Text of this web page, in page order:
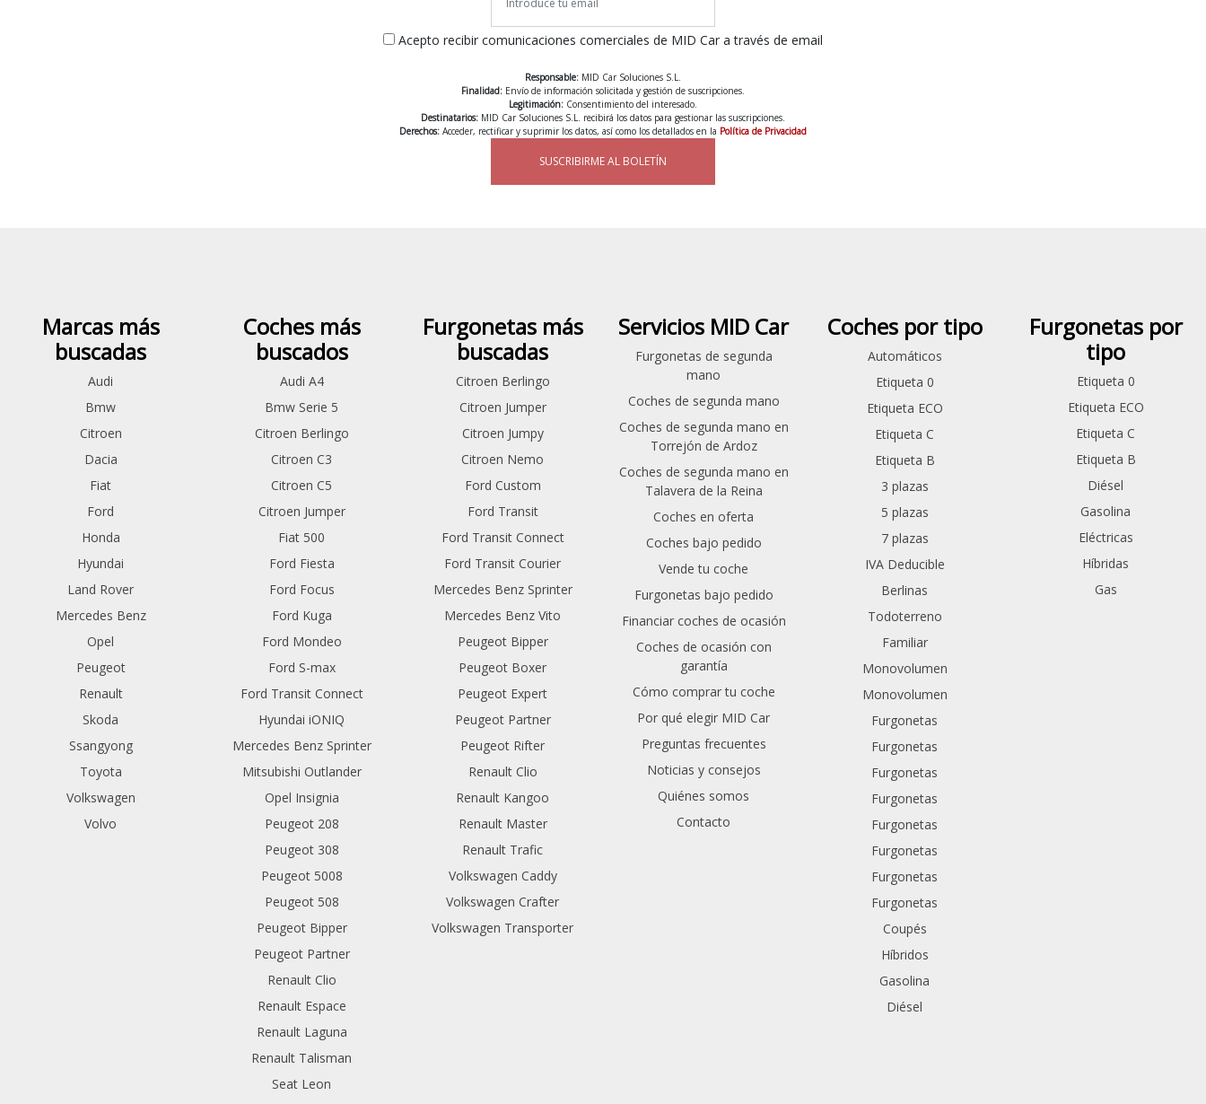
Acepto recibir comunicaciones comerciales de MID Car a través de email
Responsable: MID Car Soluciones S.L.
Finalidad: Envío de información solicitada y gestión de suscripciones.
Legitimación: Consentimiento del interesado.
Destinatarios: MID Car Soluciones S.L. recibirá los datos para gestionar las suscripciones.
Derechos: Acceder, rectificar y suprimir los datos, así como los detallados en la Política de Privacidad
SUSCRIBIRME AL BOLETÍN
Marcas más
buscadas
Audi
Bmw
Citroen
Dacia
Fiat
Ford
Honda
Hyundai
Land Rover
Mercedes Benz
Opel
Peugeot
Renault
Skoda
Ssangyong
Toyota
Volkswagen
Volvo
Coches más
buscados
Audi A4
Bmw Serie 5
Citroen Berlingo
Citroen C3
Citroen C5
Citroen Jumper
Fiat 500
Ford Fiesta
Ford Focus
Ford Kuga
Ford Mondeo
Ford S-max
Ford Transit Connect
Hyundai iONIQ
Mercedes Benz Sprinter
Mitsubishi Outlander
Opel Insignia
Peugeot 208
Peugeot 308
Peugeot 5008
Peugeot 508
Peugeot Bipper
Peugeot Partner
Renault Clio
Renault Espace
Renault Laguna
Renault Talisman
Seat Leon
Furgonetas más
buscadas
Citroen Berlingo
Citroen Jumper
Citroen Jumpy
Citroen Nemo
Ford Custom
Ford Transit
Ford Transit Connect
Ford Transit Courier
Mercedes Benz Sprinter
Mercedes Benz Vito
Peugeot Bipper
Peugeot Boxer
Peugeot Expert
Peugeot Partner
Peugeot Rifter
Renault Clio
Renault Kangoo
Renault Master
Renault Trafic
Volkswagen Caddy
Volkswagen Crafter
Volkswagen Transporter
Servicios MID Car
Furgonetas de segunda
mano
Coches de segunda mano
Coches de segunda mano en
Torrejón de Ardoz
Coches de segunda mano en
Talavera de la Reina
Coches en oferta
Coches bajo pedido
Vende tu coche
Furgonetas bajo pedido
Financiar coches de ocasión
Coches de ocasión con
garantía
Cómo comprar tu coche
Por qué elegir MID Car
Preguntas frecuentes
Noticias y consejos
Quiénes somos
Contacto
Coches por tipo
Automáticos
Etiqueta 0
Etiqueta ECO
Etiqueta C
Etiqueta B
3 plazas
5 plazas
7 plazas
IVA Deducible
Berlinas
Todoterreno
Familiar
Monovolumen
Monovolumen
Furgonetas
Furgonetas
Furgonetas
Furgonetas
Furgonetas
Furgonetas
Furgonetas
Furgonetas
Coupés
Híbridos
Gasolina
Diésel
Furgonetas por
tipo
Etiqueta 0
Etiqueta ECO
Etiqueta C
Etiqueta B
Diésel
Gasolina
Eléctricas
Híbridas
Gas